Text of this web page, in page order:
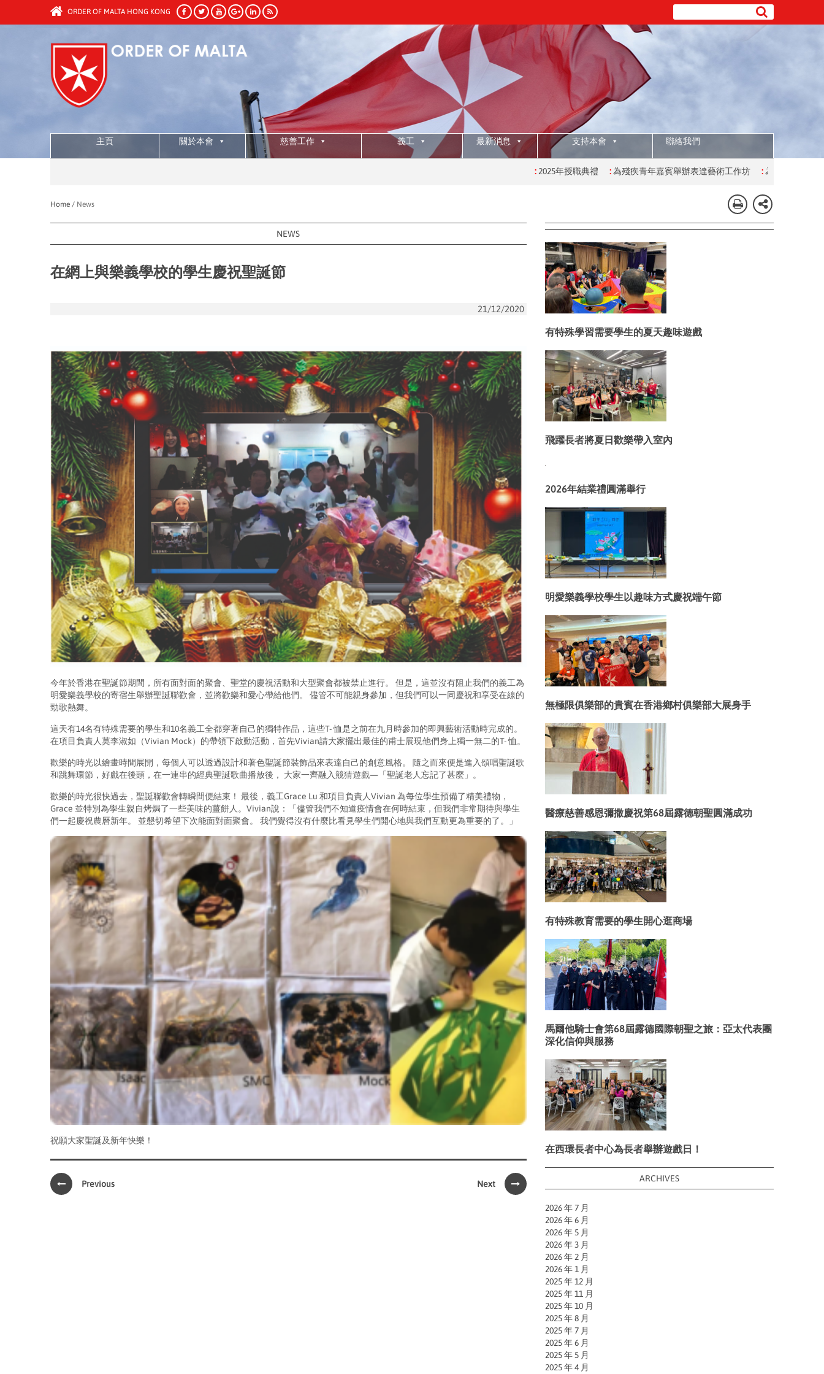
ORDER OF MALTA HONG KONG
主頁 關於本會 慈善工作 義工 最新消息 支持本會 聯絡我們
2025年授職典禮 : 為殘疾青年嘉賓舉辦表達藝術工作坊 :為有特殊學習需要的學生舉辦
Home / News
NEWS
在網上與樂義學校的學生慶祝聖誕節
21/12/2020
今年於香港在聖誕節期間，所有面對面的聚會、聖堂的慶祝活動和大型聚會都被禁止進行。 但是，這並沒有阻止我們的義工為
明愛樂義學校的寄宿生舉辦聖誕聯歡會，並將歡樂和愛心帶給他們。 儘管不可能親身參加，但我們可以一同慶祝和享受在線的
勁歌熱舞。
這天有14名有特殊需要的學生和10名義工全都穿著自己的獨特作品，這些T- 恤是之前在九月時參加的即興藝術活動時完成的。
在項目負責人莫李淑如（Vivian Mock）的帶領下啟動活動，首先Vivian請大家擺出最佳的甫士展現他們身上獨一無二的T- 恤。
歡樂的時光以繪畫時間展開，每個人可以透過設計和著色聖誕節裝飾品來表達自己的創意風格。 隨之而來便是進入頌唱聖誕歌
和跳舞環節，好戲在後頭，在一連串的經典聖誕歌曲播放後， 大家一齊融入競猜遊戲—「聖誕老人忘記了甚麼」。
歡樂的時光很快過去，聖誕聯歡會轉瞬間便結束！ 最後，義工Grace Lu 和項目負責人Vivian 為每位學生預備了精美禮物，
Grace 並特別為學生親自烤焗了一些美味的薑餅人。Vivian說：「儘管我們不知道疫情會在何時結束，但我們非常期待與學生
們一起慶祝農曆新年。 並懇切希望下次能面對面聚會。 我們覺得沒有什麼比看見學生們開心地與我們互動更為重要的了。」
祝願大家聖誕及新年快樂！
Previous Next
有特殊學習需要學生的夏天趣味遊戲
飛躍長者將夏日歡樂帶入室內
2026年結業禮圓滿舉行
明愛樂義學校學生以趣味方式慶祝端午節
無極限俱樂部的貴賓在香港鄉村俱樂部大展身手
醫療慈善感恩彌撒慶祝第68屆露德朝聖圓滿成功
有特殊教育需要的學生開心逛商場
馬爾他騎士會第68屆露德國際朝聖之旅：亞太代表團
深化信仰與服務
在西環長者中心為長者舉辦遊戲日！
ARCHIVES
2026 年 7 月
2026 年 6 月
2026 年 5 月
2026 年 3 月
2026 年 2 月
2026 年 1 月
2025 年 12 月
2025 年 11 月
2025 年 10 月
2025 年 8 月
2025 年 7 月
2025 年 6 月
2025 年 5 月
2025 年 4 月